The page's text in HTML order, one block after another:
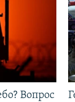
Вопрос